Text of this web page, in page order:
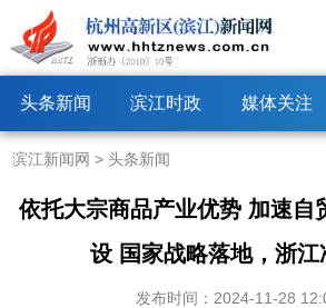
头条新闻 滨江时政 媒体关注
滨江新闻网 >头条新闻
依托大宗商品产业优势 加速自
设 国家战略落地，浙江
发布时间：2024-11-28